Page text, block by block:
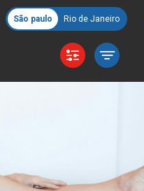
São paulo Rio de Janeiro